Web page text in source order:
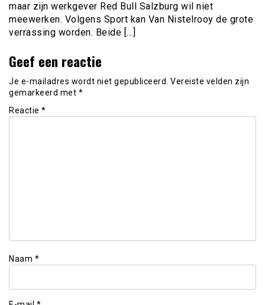
maar zijn werkgever Red Bull Salzburg wil niet
meewerken. Volgens Sport kan Van Nistelrooy de grote
verrassing worden. Beide […]
Geef een reactie
Je e-mailadres wordt niet gepubliceerd. Vereiste velden zijn
gemarkeerd met *
Reactie *
Naam *